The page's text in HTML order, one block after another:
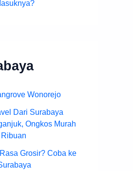
Wonorejo
Dari Surabaya
Ongkos Murah
Grosir? Coba ke